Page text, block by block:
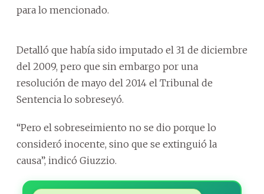
para lo mencionado.
Detalló que había sido imputado el 31 de diciembre
del 2009, pero que sin embargo por una
resolución de mayo del 2014 el Tribunal de
Sentencia lo sobreseyó.
“Pero el sobreseimiento no se dio porque lo
consideró inocente, sino que se extinguió la
causa”, indicó Giuzzio.